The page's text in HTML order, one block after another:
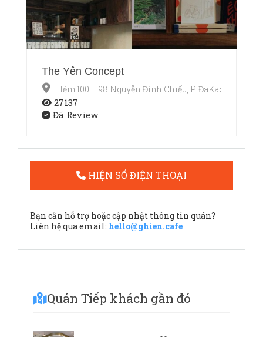
The Yên Concept
Hẻm 100 – 98 Nguyễn Đình Chiểu, P. ĐaKao, Quận 1,
27137
Đã Review
HIỆN SỐ ĐIỆN THOẠI
Bạn cần hỗ trợ hoặc cập nhật thông tin quán?
Liên hệ qua email: hello@ghien.cafe
Quán Tiếp khách gần đó